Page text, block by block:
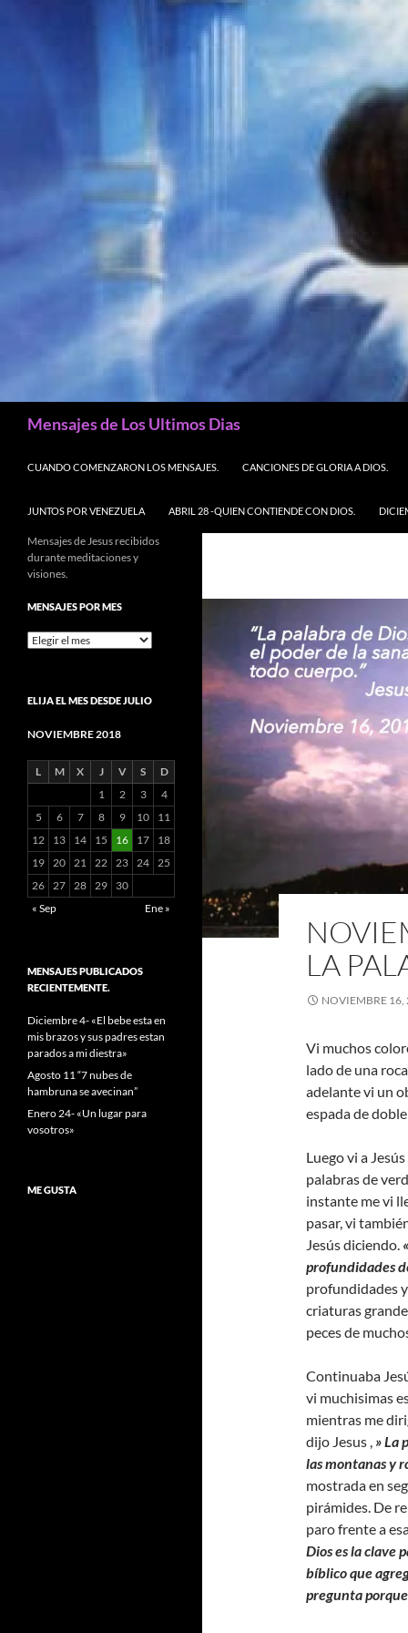
Mensajes de Los Ultimos Dias
CUANDO COMENZARON LOS MENSAJES.
CANCIONES DE GLORIA A DIOS.
JUNTOS POR VENEZUELA ABRIL 28 -QUIEN CONTIENDE CON DIOS.
LA
NOVIEMBRE 16,
Vi muchos
lado de una
adelante vi un
espada de
Luego vi a
palabras de
instante me vi
pasar, vi
Jesús diciendo.
profundidades
profundidades
criaturas
peces de
Continuaba
vi muchisimas
mientras me
dijo Jesus , » La
las montanas y
mostrada en
pirámides. De
paro frente a
Dios es la clave
bíblico que
pregunta
Mensajes de Jesus recibidos
durante meditaciones y
visiones.
MENSAJES POR MES
Mensajes
ELIJA EL MES DESDE JULIO
NOVIEMBRE 2018
L M X J V S
D
1
2 3
4
5
6 7 8 9 10
11
12
13 14 15 16 17
18
19 20 21 22 23 24 25
26 27 28 29
30
« Sep
Ene »
MENSAJES PUBLICADOS
RECIENTEMENTE.
Diciembre 4- «El bebe esta en
mis brazos y sus padres estan
parados a mi diestra»
Agosto 11 “7 nubes de
hambruna se avecinan”
Enero 24- «Un lugar para
vosotros»
ME GUSTA